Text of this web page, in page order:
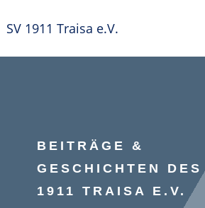
SV 1911 Traisa e.V.
BEITRÄGE &
GESCHICHTEN DES
1911 TRAISA E.V.